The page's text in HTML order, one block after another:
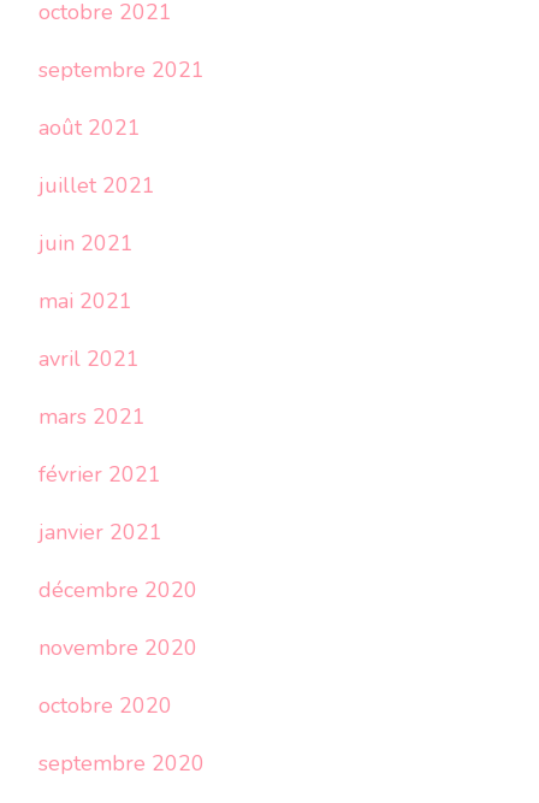
octobre 2021
septembre 2021
août 2021
juillet 2021
juin 2021
mai 2021
avril 2021
mars 2021
février 2021
janvier 2021
décembre 2020
novembre 2020
octobre 2020
septembre 2020